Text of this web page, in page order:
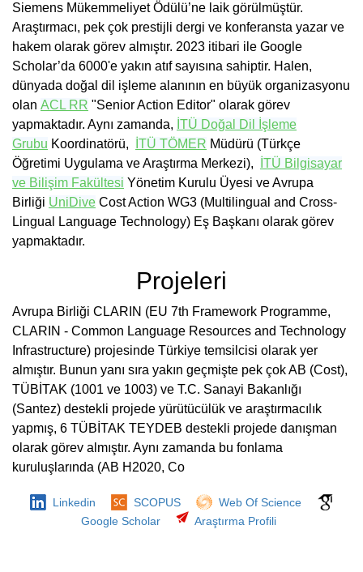
Siemens Mükemmeliyet Ödülü’ne laik görülmüştür.
Araştırmacı, pek çok prestijli dergi ve konferansta yazar ve
hakem olarak görev almıştır. 2023 itibari ile Google
Scholar’da 6000'e yakın atıf sayısına sahiptir. Halen,
dünyada doğal dil işleme alanının en büyük organizasyonu
olan ACL RR "Senior Action Editor" olarak görev
yapmaktadır. Aynı zamanda, İTÜ Doğal Dil İşleme
Grubu Koordinatörü, İTÜ TÖMER Müdürü (Türkçe
Öğretimi Uygulama ve Araştırma Merkezi),
İTÜ Bilgisayar
ve Bilişim Fakültesi Yönetim Kurulu Üyesi ve Avrupa
Birliği UniDive Cost Action WG3 (Multilingual and Cross-
Lingual Language Technology) Eş Başkanı olarak görev
yapmaktadır.
Projeleri
Avrupa Birliği CLARIN (EU 7th Framework Programme,
CLARIN - Common Language Resources and Technology
Infrastructure) projesinde Türkiye temsilcisi olarak yer
almıştır. Bunun yanı sıra yakın geçmişte pek çok AB (Cost),
TÜBİTAK (1001 ve 1003) ve T.C. Sanayi Bakanlığı
(Santez) destekli projede yürütücülük ve araştırmacılık
yapmış, 6 TÜBİTAK TEYDEB destekli projede danışman
olarak görev almıştır. Aynı zamanda bu fonlama
kuruluşlarında (AB H2020, Co
Linkedin SCOPUS
Web Of Science
Google Scholar
Araştırma Profili